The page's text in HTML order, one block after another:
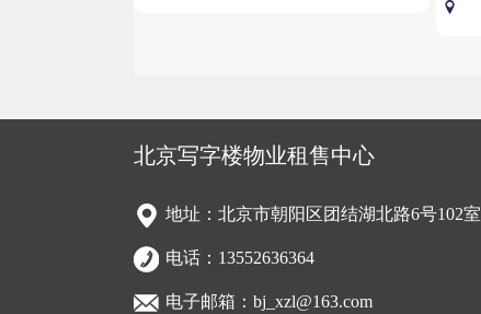
北京写字楼物业租售中心
地址：北京市朝阳区团结湖北路6号102室
电话：13552636364
电子邮箱：bj_xzl@163.com